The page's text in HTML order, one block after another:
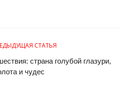
СТАТЬЯ
страна голубой глазури,
и чудес